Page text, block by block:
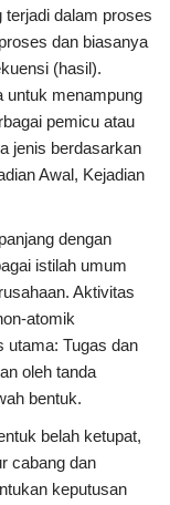
terjadi dalam proses
dan biasanya
(hasil).
untuk menampung
pemicu atau
jenis berdasarkan
Awal, Kejadian
dengan
istilah umum
Aktivitas
atomik
utama: Tugas dan
oleh tanda
bentuk.
belah ketupat,
cabang dan
keputusan